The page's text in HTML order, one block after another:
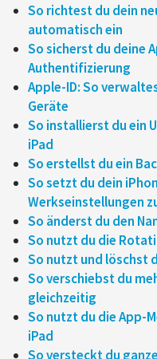
So richtest du dein
automatisch ein
So sicherst du deine
Authentifizierung
Apple-ID: So
Geräte
So installierst du ein
iPad
So erstellst du ein
So setzt du dein
Werkseinstellungen
So änderst du den
So nutzt du die
So nutzt und löschst
So verschiebst du
gleichzeitig
So nutzt du die App-
iPad
So versteckt du